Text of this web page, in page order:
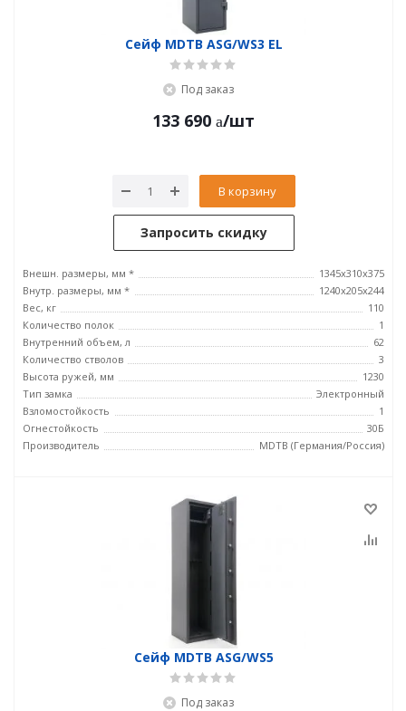
Сейф MDTB ASG/WS3 EL
Под заказ
133 690 /шт
В корзину
Запросить скидку
Внешн. размеры, мм *
1345x310x375
Внутр. размеры, мм *
1240x205x244
Вес, кг
110
Количество полок
1
Внутренний объем, л
62
Количество стволов
3
Высота ружей, мм
1230
Тип замка
Электронный
Взломостойкость
1
Огнестойкость
30Б
Производитель
MDTB (Германия/Россия)
Сейф MDTB ASG/WS5
Под заказ